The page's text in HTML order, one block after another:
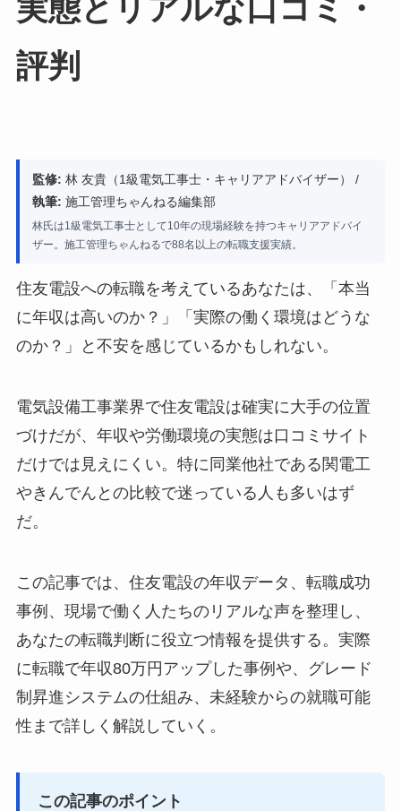
実態とリアルな口コミ・
評判
監修: 林 友貴（1級電気工事士・キャリアアドバイザー） /
執筆: 施工管理ちゃんねる編集部
林氏は1級電気工事士として10年の現場経験を持つキャリアアドバイ
ザー。施工管理ちゃんねるで88名以上の転職支援実績。
住友電設への転職を考えているあなたは、「本当
に年収は高いのか？」「実際の働く環境はどうな
のか？」と不安を感じているかもしれない。
電気設備工事業界で住友電設は確実に大手の位置
づけだが、年収や労働環境の実態は口コミサイト
だけでは見えにくい。特に同業他社である関電工
やきんでんとの比較で迷っている人も多いはず
だ。
この記事では、住友電設の年収データ、転職成功
事例、現場で働く人たちのリアルな声を整理し、
あなたの転職判断に役立つ情報を提供する。実際
に転職で年収80万円アップした事例や、グレード
制昇進システムの仕組み、未経験からの就職可能
性まで詳しく解説していく。
この記事のポイント